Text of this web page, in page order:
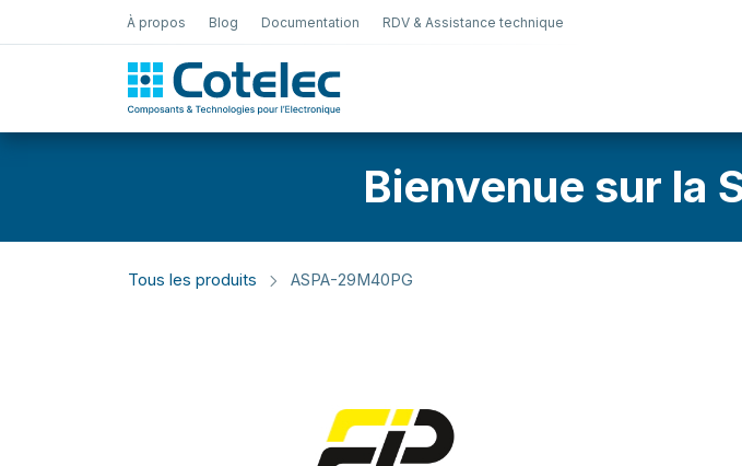
À propos Blog Documentation RDV & Assistance technique
Bienvenue sur la
Tous les produits ASPA-29M40PG